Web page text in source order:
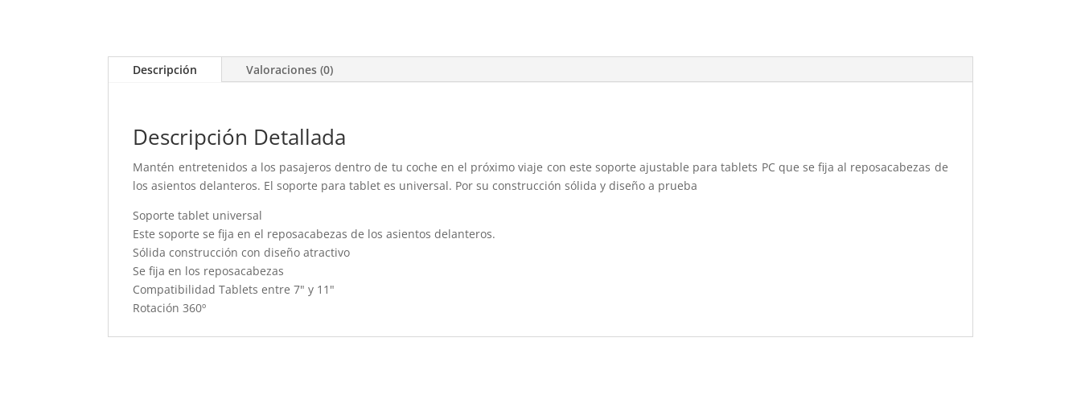
Descripción Valoraciones (0)
Descripción Detallada
Mantén entretenidos a los pasajeros dentro de tu coche en el próximo viaje con este soporte ajustable para tablets PC que se fija al reposacabezas de
los asientos delanteros. El soporte para tablet es universal. Por su construcción sólida y diseño a prueba
Soporte tablet universal
Este soporte se fija en el reposacabezas de los asientos delanteros.
Sólida construcción con diseño atractivo
Se fija en los reposacabezas
Compatibilidad Tablets entre 7" y 11"
Rotación 360º